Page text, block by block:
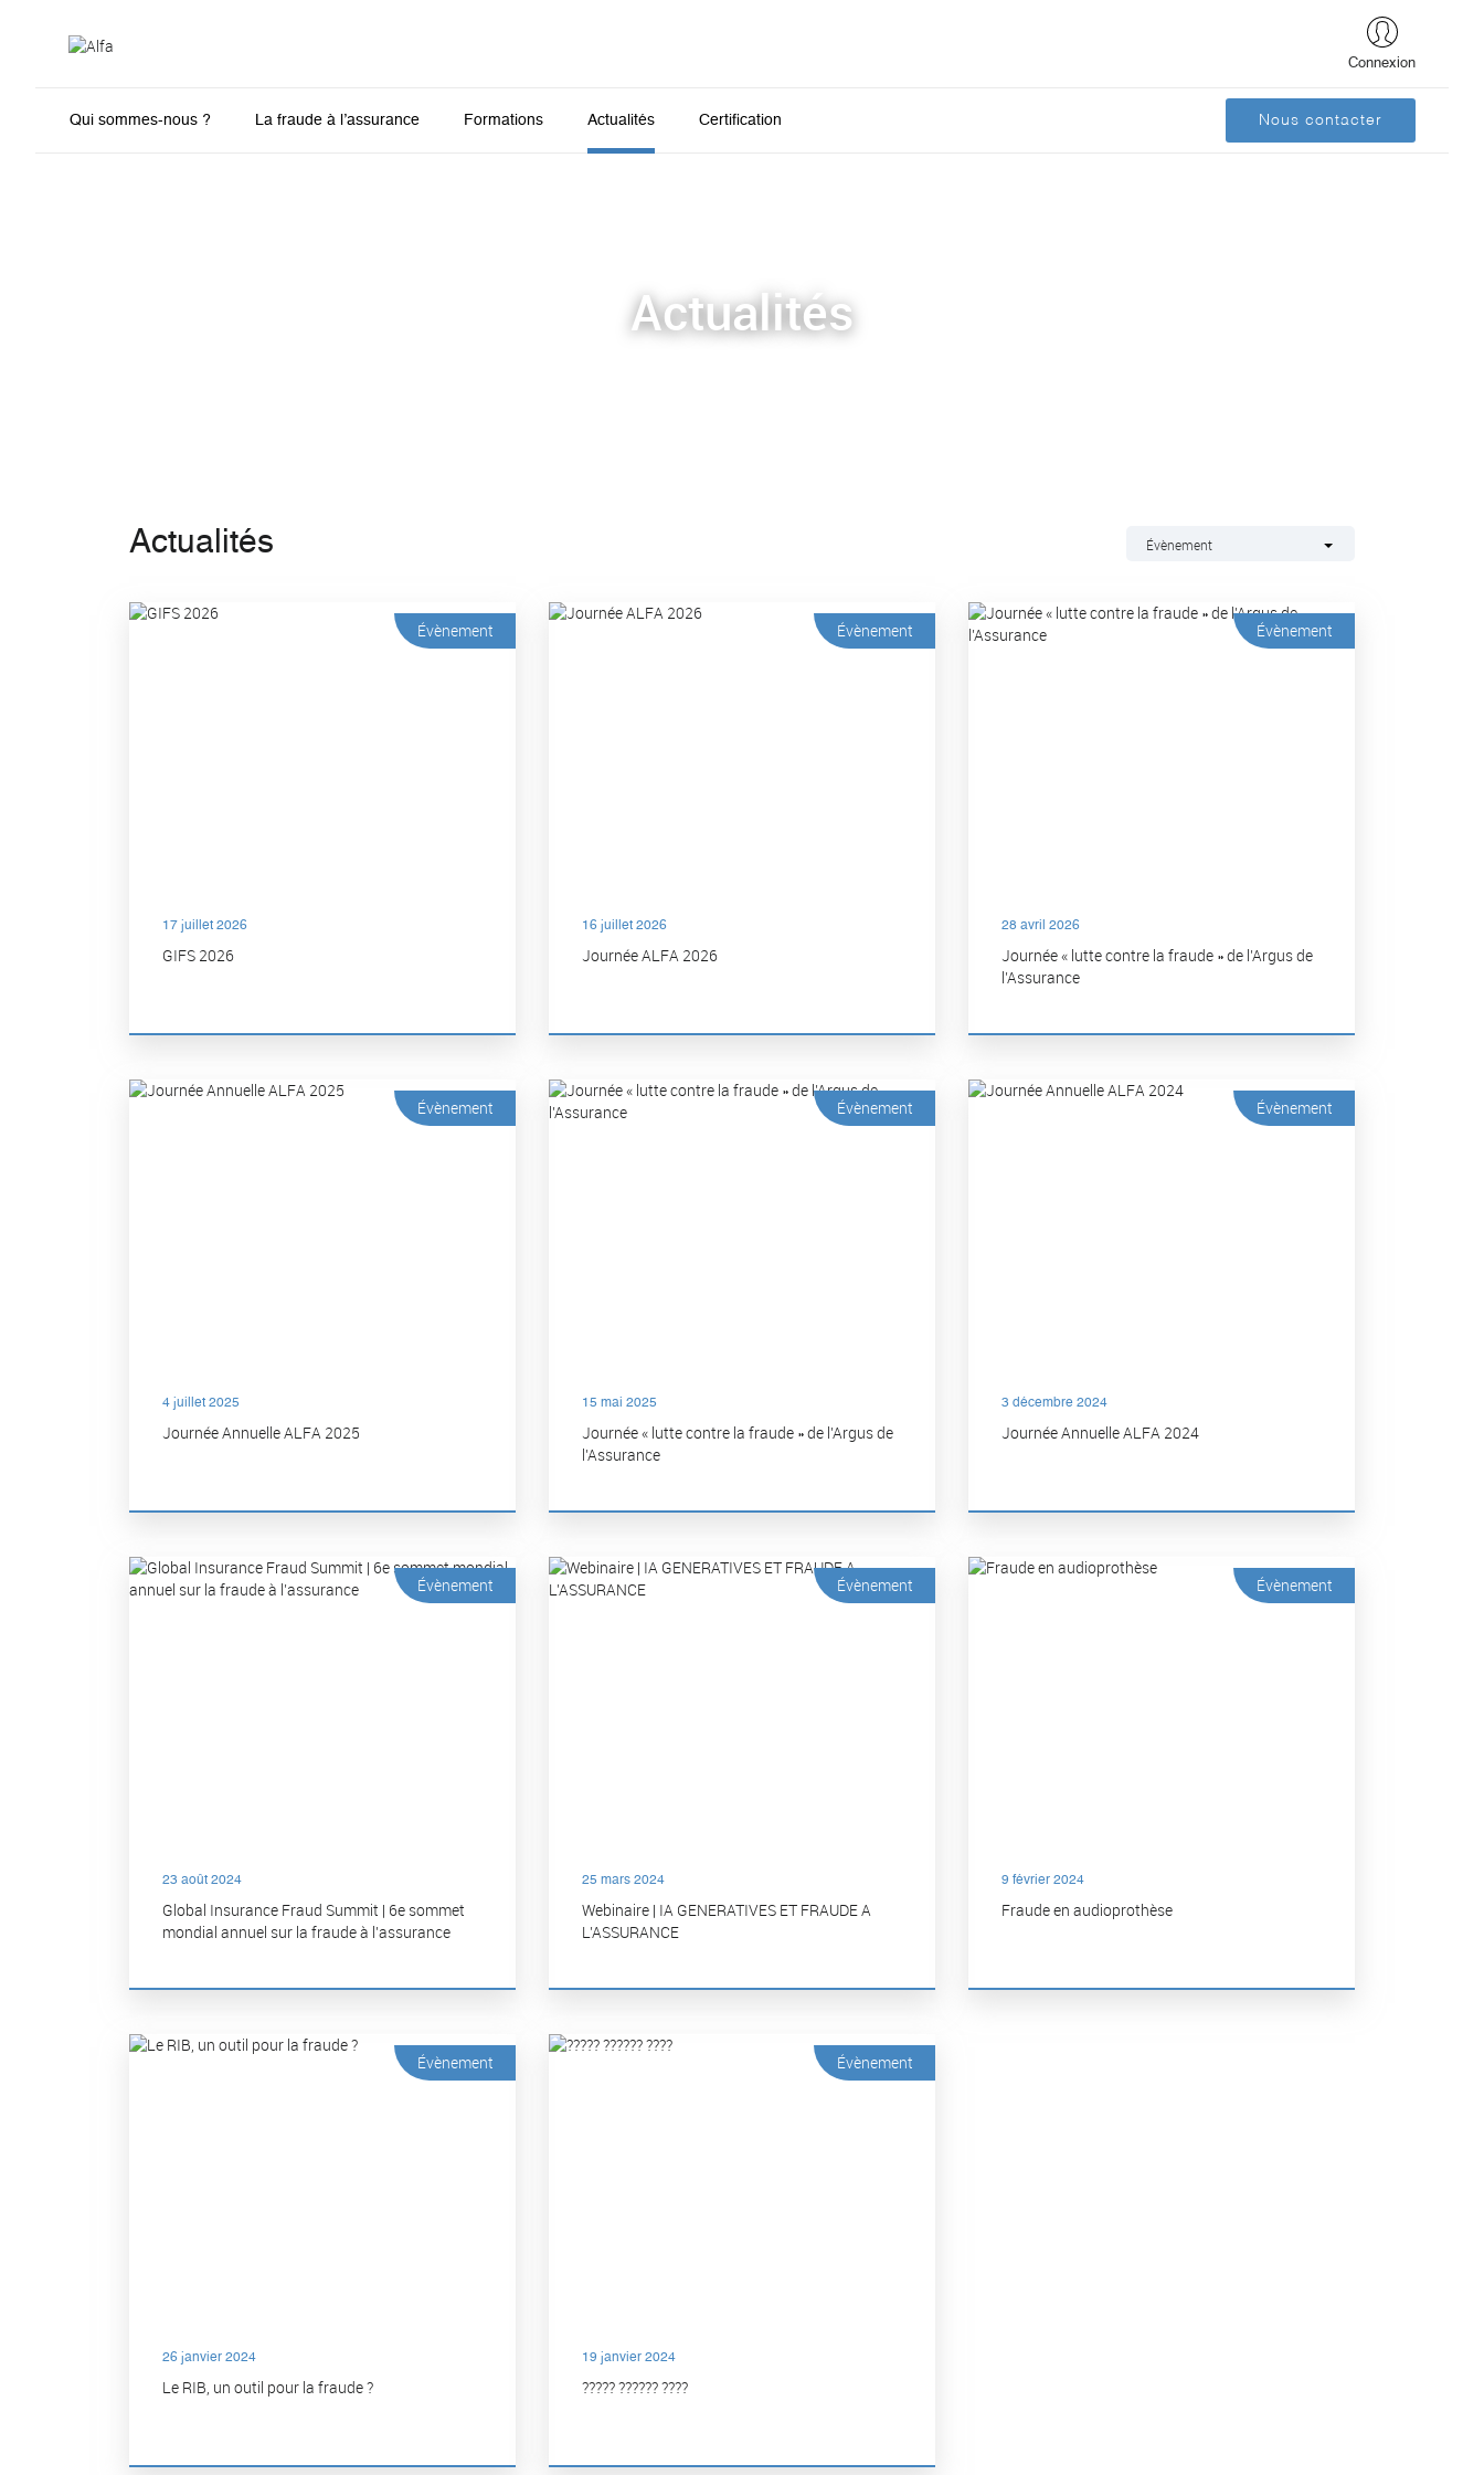
Connexion
Qui sommes-nous ? La fraude à l’assurance Formations Actualités Certification Nous contacter
Actualités
Actualités Évènement
Évènement
17 juillet 2026
GIFS 2026
Évènement
16 juillet 2026
Journée ALFA 2026
Évènement
28 avril 2026
Journée « lutte contre la fraude » de l’Argus de
l’Assurance
Évènement
4 juillet 2025
Journée Annuelle ALFA 2025
Évènement
15 mai 2025
Journée « lutte contre la fraude » de l’Argus de
l’Assurance
Évènement
3 décembre 2024
Journée Annuelle ALFA 2024
Évènement
23 août 2024
Global Insurance Fraud Summit | 6e sommet
mondial annuel sur la fraude à l’assurance
Évènement
25 mars 2024
Webinaire | IA GENERATIVES ET FRAUDE A
L’ASSURANCE
Évènement
9 février 2024
Fraude en audioprothèse
Évènement
26 janvier 2024
Le RIB, un outil pour la fraude ?
Évènement
19 janvier 2024
????? ?????? ????